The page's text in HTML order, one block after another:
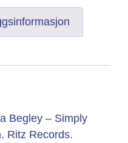
Begley – Simply
Ritz Records.